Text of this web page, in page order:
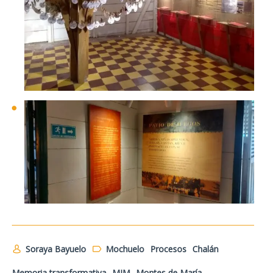
Soraya Bayuelo Mochuelo Procesos Chalán